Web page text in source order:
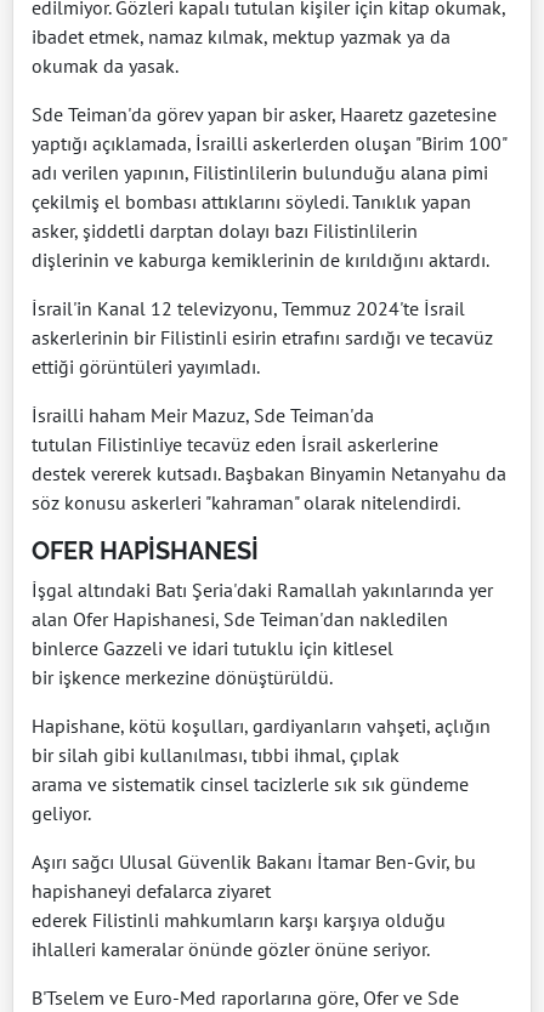
edilmiyor. Gözleri kapalı tutulan kişiler için kitap okumak,
ibadet etmek, namaz kılmak, mektup yazmak ya da
okumak da yasak.
Sde Teiman'da görev yapan bir asker, Haaretz gazetesine
yaptığı açıklamada, İsrailli askerlerden oluşan "Birim 100"
adı verilen yapının, Filistinlilerin bulunduğu alana pimi
çekilmiş el bombası attıklarını söyledi. Tanıklık yapan
asker, şiddetli darptan dolayı bazı Filistinlilerin
dişlerinin ve kaburga kemiklerinin de kırıldığını aktardı.
İsrail'in Kanal 12 televizyonu, Temmuz 2024'te İsrail
askerlerinin bir Filistinli esirin etrafını sardığı ve tecavüz
ettiği görüntüleri yayımladı.
İsrailli haham Meir Mazuz, Sde Teiman'da
tutulan Filistinliye tecavüz eden İsrail askerlerine
destek vererek kutsadı. Başbakan Binyamin Netanyahu da
söz konusu askerleri "kahraman" olarak nitelendirdi.
OFER HAPİSHANESİ
İşgal altındaki Batı Şeria'daki Ramallah yakınlarında yer
alan Ofer Hapishanesi, Sde Teiman'dan nakledilen
binlerce Gazzeli ve idari tutuklu için kitlesel
bir işkence merkezine dönüştürüldü.
Hapishane, kötü koşulları, gardiyanların vahşeti, açlığın
bir silah gibi kullanılması, tıbbi ihmal, çıplak
arama ve sistematik cinsel tacizlerle sık sık gündeme
geliyor.
Aşırı sağcı Ulusal Güvenlik Bakanı İtamar Ben-Gvir, bu
hapishaneyi defalarca ziyaret
ederek Filistinli mahkumların karşı karşıya olduğu
ihlalleri kameralar önünde gözler önüne seriyor.
B'Tselem ve Euro-Med raporlarına göre, Ofer ve Sde